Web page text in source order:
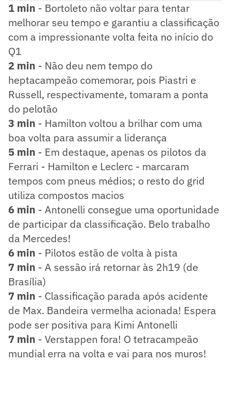
1 min - Bortoleto não voltar para tentar
melhorar seu tempo e garantiu a classificação
com a impressionante volta feita no início do
Q1
2 min - Não deu nem tempo do
heptacampeão comemorar, pois Piastri e
Russell, respectivamente, tomaram a ponta
do pelotão
3 min - Hamilton voltou a brilhar com uma
boa volta para assumir a liderança
5 min - Em destaque, apenas os pilotos da
Ferrari - Hamilton e Leclerc - marcaram
tempos com pneus médios; o resto do grid
utiliza compostos macios
6 min - Antonelli consegue uma oportunidade
de participar da classificação. Belo trabalho
da Mercedes!
6 min - Pilotos estão de volta à pista
7 min - A sessão irá retornar às 2h19 (de
Brasília)
7 min - Classificação parada após acidente
de Max. Bandeira vermelha acionada! Espera
pode ser positiva para Kimi Antonelli
7 min - Verstappen fora! O tetracampeão
mundial erra na volta e vai para nos muros!